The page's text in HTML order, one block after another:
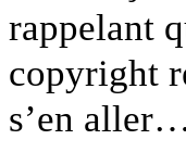
rappelant
copyright
s’en